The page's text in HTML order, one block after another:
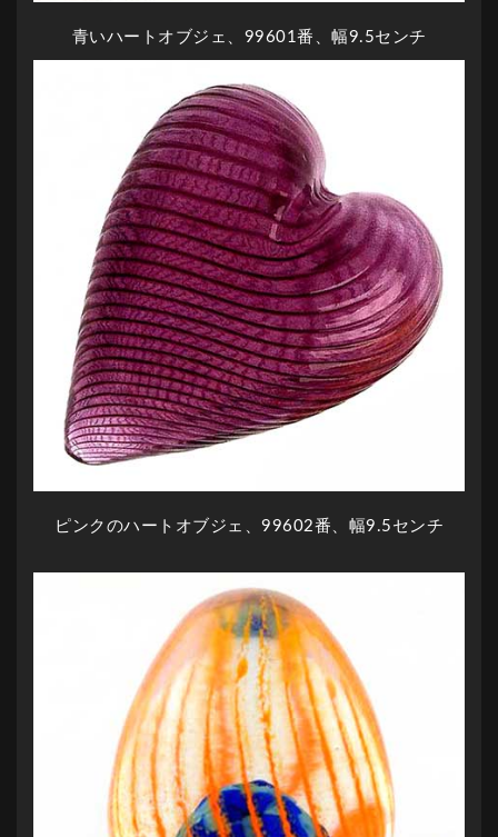
青いハートオブジェ、99601番、幅9.5センチ
ピンクのハートオブジェ、99602番、幅9.5センチ